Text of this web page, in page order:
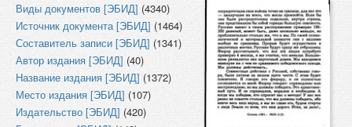
Виды документов [ЭБИД] (4340)
Источник документа [ЭБИД] (1464)
Составитель записи [ЭБИД] (1341)
Автор издания [ЭБИД] (40)
Название издания [ЭБИД] (1372)
Место издания [ЭБИД] (107)
Издательство [ЭБИД] (420)